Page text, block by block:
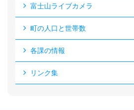
富士山ライブカメラ
町の人口と世帯数
各課の情報
リンク集